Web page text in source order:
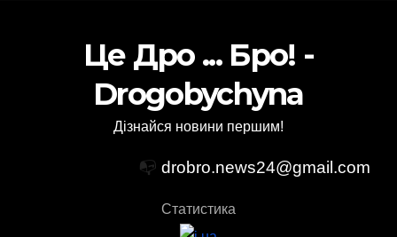
Це Дро ... Бро! -
Drogobychyna
Дізнайся новини першим!
📭 drobro.news24@gmail.com
Статистика